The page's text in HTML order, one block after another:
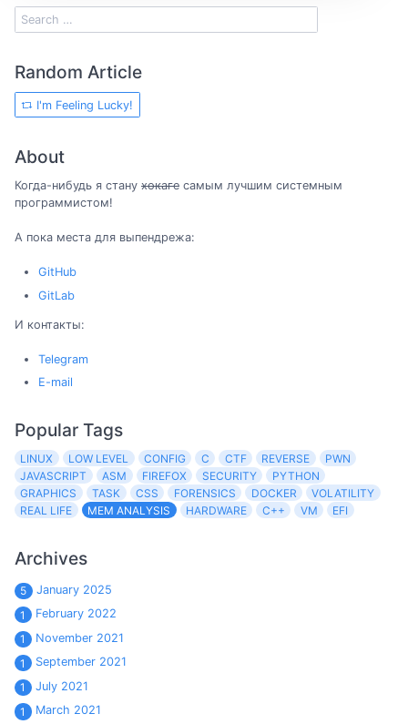
Random Article
I'm Feeling Lucky!
About
Когда-нибудь я стану хокаге самым лучшим системным
программистом!
А пока места для выпендрежа:
GitHub
GitLab
И контакты:
Telegram
E-mail
Popular Tags
LINUX LOW LEVEL CONFIG C CTF REVERSE
PWN
JAVASCRIPT
ASM FIREFOX SECURITY
PYTHON
GRAPHICS
TASK CSS FORENSICS DOCKER
VOLATILITY
REAL LIFE
MEM ANALYSIS HARDWARE C++ VM EFI
Archives
5
January 2025
1
February 2022
1
November 2021
1
September 2021
1
July 2021
1
March 2021